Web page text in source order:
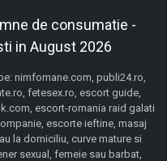
de consumatie -
in August 2026
nimfomane.com, publi24.ro,
fetesex.ro, escort guide,
escort-romania raid galati
escorte ieftine, masaj
la domiciliu, curve mature si
sexual, femeie sau barbat,